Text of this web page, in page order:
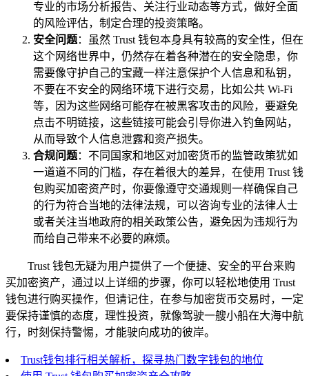
专业的市场分析报告、关注行业动态等方式，做好全面
的风险评估，制定合理的投资策略。
安全问题：虽然 Trust 钱包本身具有较高的安全性，但在
这个网络世界中，仍然存在着各种潜在的安全隐患，你
需要像守护自己的宝藏一样注意保护个人信息和私钥，
不要在不安全的网络环境下进行交易，比如公共 Wi-Fi
等，因为这些网络可能存在被黑客攻击的风险，要避免
点击不明链接，这些链接可能会引导你进入钓鱼网站，
从而导致个人信息泄露和资产损失。
合规问题：不同国家和地区对加密货币的监管政策犹如
一道道不同的门槛，存在着很大的差异，在使用 Trust 钱
包购买加密资产时，你要像遵守交通规则一样确保自己
的行为符合当地的法律法规，可以咨询专业的法律人士
或者关注当地政府的相关政策公告，避免因为违规行为
而给自己带来不必要的麻烦。
Trust 钱包无疑为用户提供了一个便捷、安全的平台来购
买加密资产，通过以上详细的步骤，你可以轻松地使用 Trust
钱包进行购买操作，但请记住，在参与加密货币交易时，一定
要保持谨慎的态度，理性投资，就像驾驶一艘小船在大海中航
行，时刻保持警惕，才能驶向成功的彼岸。
Trust钱包排行相关解析，探寻热门数字钱包的地位